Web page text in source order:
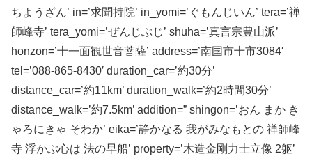
ちようざん’ in=’求聞持院’ in_yomi=’ぐもんじいん’ tera=’禅
師峰寺’ tera_yomi=’ぜんじぶじ’ shuha=’真言宗豊山派’
honzon=’十一面観世音菩薩’ address=’南国市十市3084′
tel=’088-865-8430′ duration_car=’約30分’
distance_car=’約11km’ duration_walk=’約2時間30分’
distance_walk=’約7.5km’ addition=” shingon=’おん まか き
ゃろにきゃ そわか’ eika=’静かなる 我がみなもとの 禅師峰
寺 浮かぶ心は 法の早船’ property=’木造金剛力士立像 2躯’